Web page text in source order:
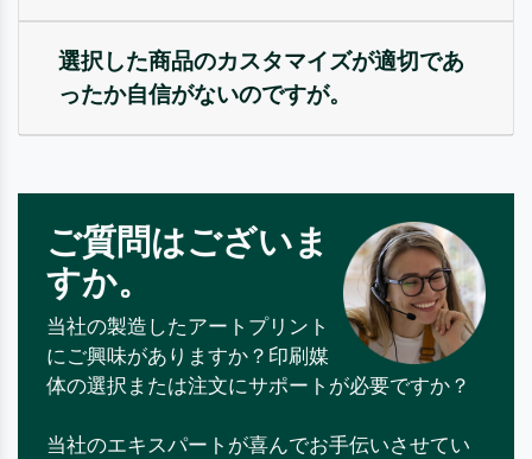
選択した商品のカスタマイズが適切であ
ったか自信がないのですが。
ご質問はございま
すか。
当社の製造したアートプリント
にご興味がありますか？印刷媒
体の選択または注文にサポートが必要ですか？
当社のエキスパートが喜んでお手伝いさせてい